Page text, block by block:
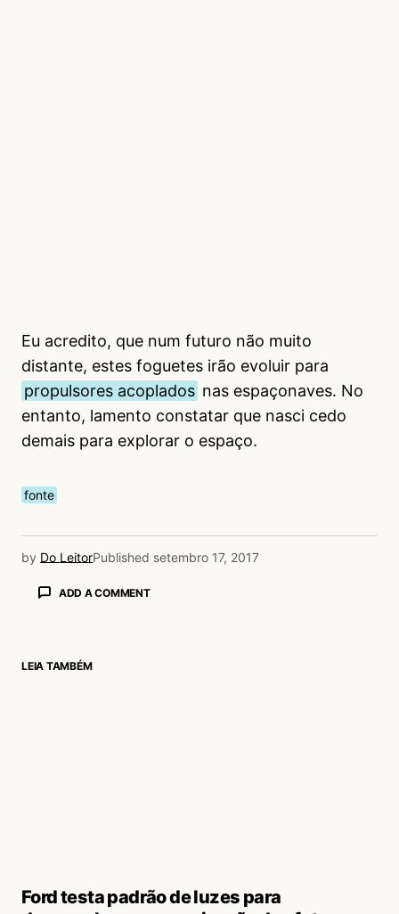
Eu acredito, que num futuro não muito
distante, estes foguetes irão evoluir para
propulsores acoplados nas espaçonaves. No
entanto, lamento constatar que nasci cedo
demais para explorar o espaço.
fonte
by Do LeitorPublished setembro 17, 2017
ADD A COMMENT
LEIA TAMBÉM
Ford testa padrão de luzes para